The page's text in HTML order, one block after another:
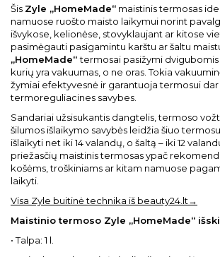
Šis Zyle „HomeMade“ maistinis termosas
namuose ruošto maisto laikymui norint
išvykose, kelionėse, stovyklaujant ar kitose
pasimėgauti pasigamintu karštu ar šaltu
„HomeMade“termosai pasižymi
kurių yra vakuumas, o ne oras. Tokia
žymiai efektyvesnė ir garantuoja termosui
termoreguliacines savybes.
Sandariai užsisukantis dangtelis, termoso
šilumos išlaikymo savybės leidžia šiuo
išlaikyti net iki 14 valandų, o šaltą – iki 12
priežasčių maistinis termosas ypač
košėms, troškiniams ar kitam namuose
laikyti.
Visa Zyle buitinė technika iš beauty24.lt→
Maistinio termoso Zyle „HomeMade“
• Talpa: 1 l.